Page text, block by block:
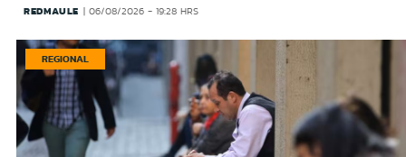
REDMAULE 06/08/2026 - 19:28 HRS
REGIONAL